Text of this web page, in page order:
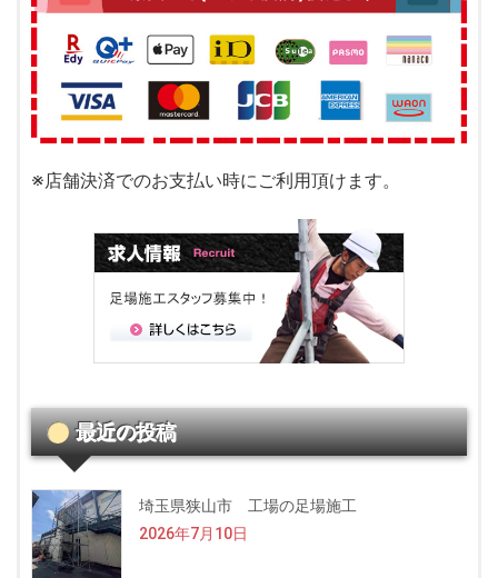
※店舗決済でのお支払い時にご利用頂けます。
最近の投稿
埼玉県狭山市 工場の足場施工
2026年7月10日